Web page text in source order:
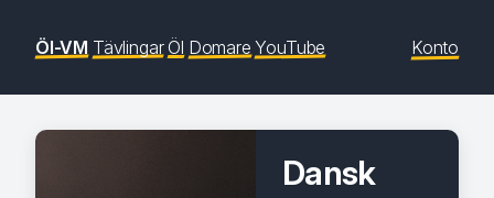
Öl-VM Tävlingar Öl Domare YouTube Konto
Dansk